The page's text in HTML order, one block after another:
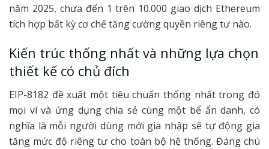
năm 2025, chưa đến 1 trên 10.000 giao dịch Ethereum
tích hợp bất kỳ cơ chế tăng cường quyền riêng tư nào.
Kiến trúc thống nhất và những lựa chọn
thiết kế có chủ đích
EIP-8182 đề xuất một tiêu chuẩn thống nhất trong đó
mọi ví và ứng dụng chia sẻ cùng một bể ẩn danh, có
nghĩa là mỗi người dùng mới gia nhập sẽ tự động gia
tăng mức độ riêng tư cho toàn bộ hệ thống. Đáng chú